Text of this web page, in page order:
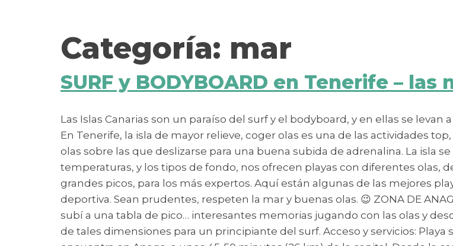
Categoría: mar
SURF y BODYBOARD en Tenerife – las
Las Islas Canarias son un paraíso del surf y el bodyboard, y en ellas se
En Tenerife, la isla de mayor relieve, coger olas es una de las actividades
olas sobre las que deslizarse para una buena subida de adrenalina. La isla
temperaturas, y los tipos de fondo, nos ofrecen playas con diferentes olas,
grandes picos, para los más expertos. Aquí están algunas de las mejores
deportiva. Sean prudentes, respeten la mar y buenas olas. 😉 ZONA DE
subí a una tabla de pico… interesantes memorias jugando con las olas y
de tales dimensiones para un principiante del surf. Acceso y servicios: Playa